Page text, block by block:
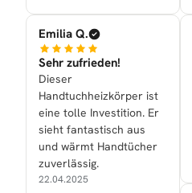
Emilia Q.
Sehr zufrieden!
Dieser
Handtuchheizkörper ist
eine tolle Investition. Er
sieht fantastisch aus
und wärmt Handtücher
zuverlässig.
22.04.2025